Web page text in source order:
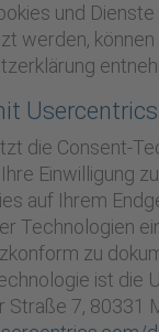
und
werden, können
Usercentrics
die Consent-
Einwilligung
auf Ihrem
Technologien
zu
ist die
Straße 7, 80331